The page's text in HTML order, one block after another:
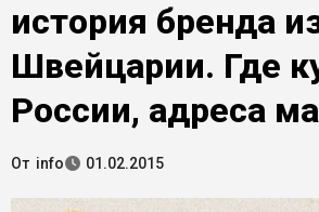
история бренда
Швейцарии. Где
России, адреса
От info 01.02.2015